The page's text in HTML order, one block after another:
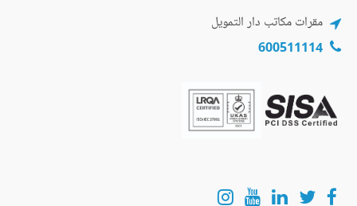
مقرات مكاتب دار التمويل
600511114